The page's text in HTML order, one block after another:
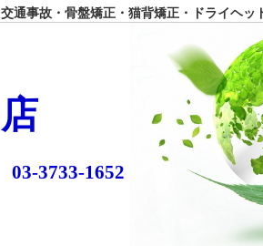
事故・骨盤矯正・猫背矯正・ドライヘッ
3733-1652